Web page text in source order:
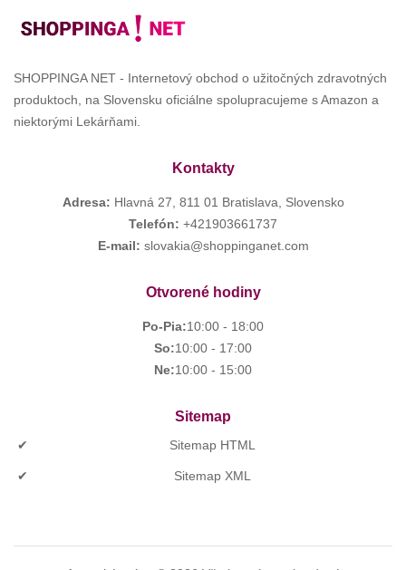
SHOPPINGA NET - Internetový obchod o užitočných zdravotných
produktoch, na Slovensku oficiálne spolupracujeme s Amazon a
niektorými Lekárňami.
Kontakty
Adresa: Hlavná 27, 811 01 Bratislava, Slovensko
Telefón: +421903661737
E-mail: slovakia@shoppinganet.com
Otvorené hodiny
Po-Pia:10:00 - 18:00
So:10:00 - 17:00
Ne:10:00 - 15:00
Sitemap
Sitemap HTML
Sitemap XML